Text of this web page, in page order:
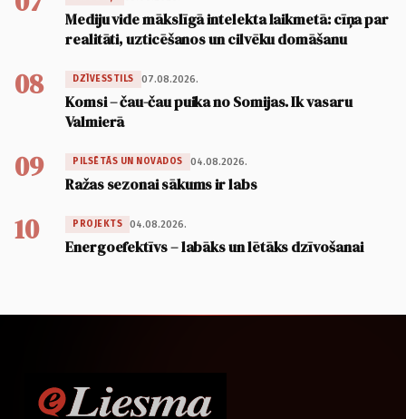
Mediju vide mākslīgā intelekta laikmetā: cīņa par
realitāti, uzticēšanos un cilvēku domāšanu
08 DZĪVESSTILS 07.08.2026.
Komsi – čau-čau puika no Somijas. Ik vasaru
Valmierā
09 PILSĒTĀS UN NOVADOS 04.08.2026.
Ražas sezonai sākums ir labs
10 PROJEKTS 04.08.2026.
Energoefektīvs – labāks un lētāks dzīvošanai